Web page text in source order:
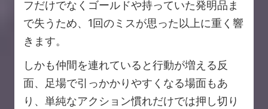
フだけでなくゴールドや持っていた発明品ま
で失うため、1回のミスが思った以上に重く響
きます。
しかも仲間を連れていると行動が増える反
面、足場で引っかかりやすくなる場面もあ
り、単純なアクション慣れだけでは押し切り